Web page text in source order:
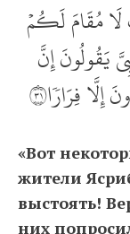
لَا مُقَامَ لَكُمۡ
يَقُولُونَ إِنَّ
فِرَارٗا١٣
«Вот
жители
выстоять!
них